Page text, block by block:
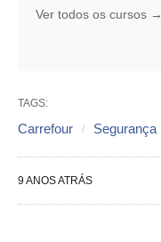
Ver todos os cursos →
TAGS:
Carrefour Segurança
9 ANOS ATRÁS